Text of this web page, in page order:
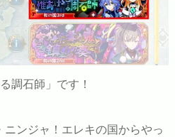
調石師」です！
ンジャ！エレキの国からやっ